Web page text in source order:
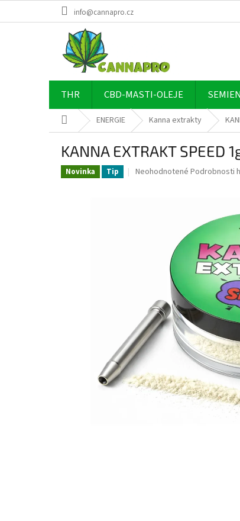
info@cannapro.cz
THR CBD-MASTI-OLEJE
DomovENERGIE Kanna extrakty
KANNA EXTRAKT SPEED
Novinka Tip
Priemerné
hviezdičiek.
Neohodnotené Podrobnosti